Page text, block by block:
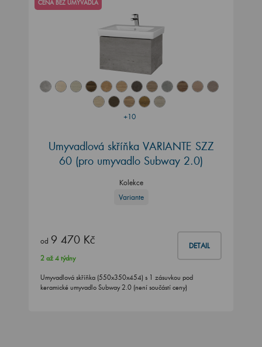
+10
CENA BEZ UMYVADLA
Umyvadlová skříňka VARIANTE SZZ
60 (pro umyvadlo Subway 2.0)
Kolekce
Variante
od 9 470 Kč DETAIL
2 až 4 týdny
Umyvadlová skříňka (550x350x454) s 1 zásuvkou pod
keramické umyvadlo Subway 2.0 (není součástí ceny)